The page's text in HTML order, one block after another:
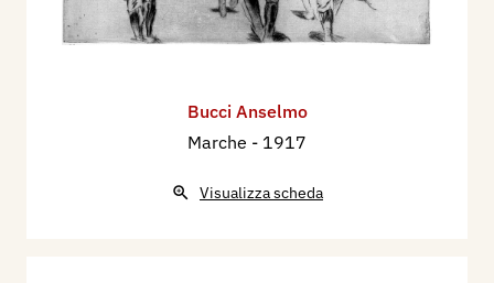
Bucci Anselmo
Marche - 1917
Visualizza scheda